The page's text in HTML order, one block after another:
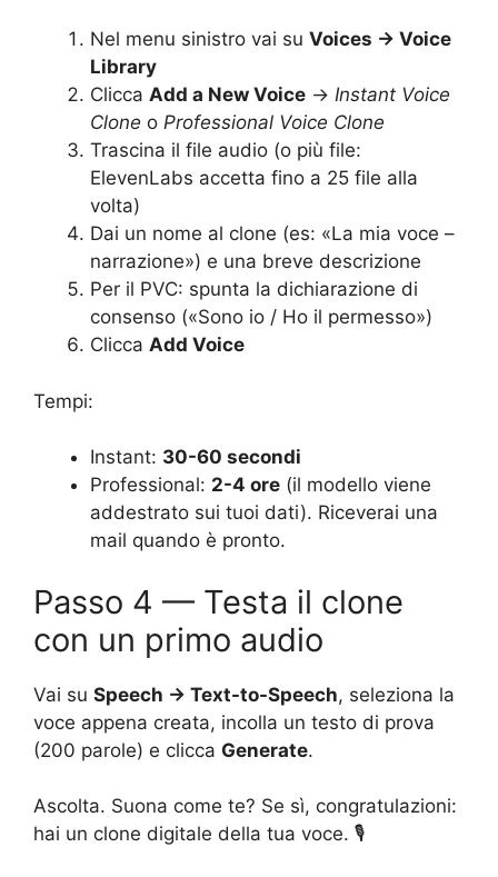
Nel menu sinistro vai su Voices → Voice
Library
Clicca Add a New Voice → Instant Voice
Clone o Professional Voice Clone
Trascina il file audio (o più file:
ElevenLabs accetta fino a 25 file alla
volta)
Dai un nome al clone (es: «La mia voce –
narrazione») e una breve descrizione
Per il PVC: spunta la dichiarazione di
consenso («Sono io / Ho il permesso»)
Clicca Add Voice
Tempi:
Instant: 30-60 secondi
Professional: 2-4 ore (il modello viene
addestrato sui tuoi dati). Riceverai una
mail quando è pronto.
Passo 4 — Testa il clone
con un primo audio
Vai su Speech → Text-to-Speech, seleziona la
voce appena creata, incolla un testo di prova
(200 parole) e clicca Generate.
Ascolta. Suona come te? Se sì, congratulazioni:
hai un clone digitale della tua voce. 🎙️